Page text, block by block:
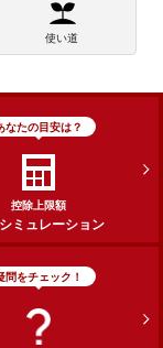
使い道
なたの目安は？
控除上限額
ミュレーション
問をチェック！